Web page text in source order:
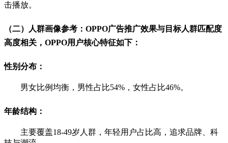
击播放。
（二）人群画像参考： OPPO广告推广效果与目标人群匹配度
高度相关，OPPO用户核心特征如下：
性别分布：
男女比例均衡，男性占比54%，女性占比46%。
年龄结构：
主要覆盖18-49岁人群，年轻用户占比高，追求品牌、科